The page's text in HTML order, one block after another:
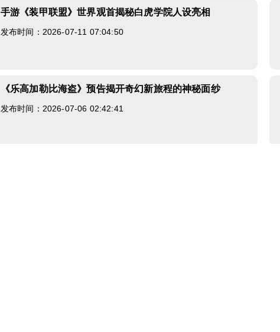
手游《装甲联盟》世界观首揭秘白虎学院人设亮相
发布时间：2026-07-11 07:04:50
《乐高加勒比海盗》预告揭开奇幻新旅程的神秘面纱
发布时间：2026-07-06 02:42:41